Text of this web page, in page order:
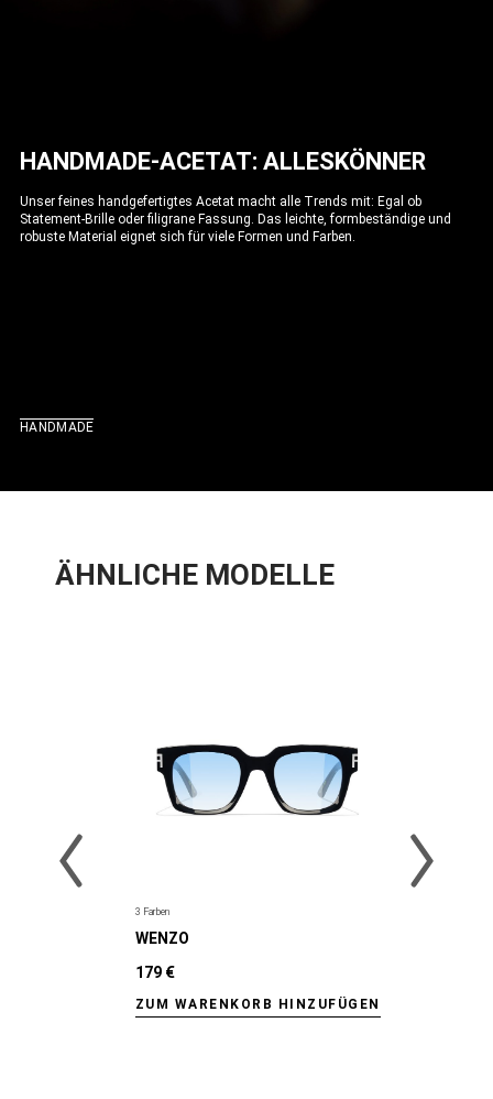
HANDMADE-ACETAT: ALLESKÖNNER
Unser feines handgefertigtes Acetat macht alle Trends mit: Egal ob
Statement-Brille oder filigrane Fassung. Das leichte, formbeständige und
robuste Material eignet sich für viele Formen und Farben.
HANDMADE
ÄHNLICHE MODELLE
3 Farben
WENZO
179 €
ZUM WARENKORB HINZUFÜGEN